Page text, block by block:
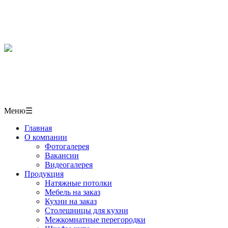
Меню☰
Главная
О компании
Фотогалерея
Вакансии
Видеогалерея
Продукция
Натяжные потолки
Мебель на заказ
Кухни на заказ
Столешницы для кухни
Межкомнатные перегородки